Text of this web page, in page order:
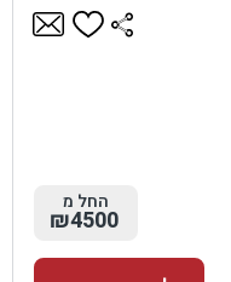
החל מ
₪4500